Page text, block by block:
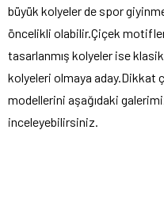
büyük kolyeler de spor
öncelikli olabilir.Çiçek
tasarlanmış kolyeler ise
kolyeleri olmaya aday.Dikkat
modellerini aşağıdaki
inceleyebilirsiniz.